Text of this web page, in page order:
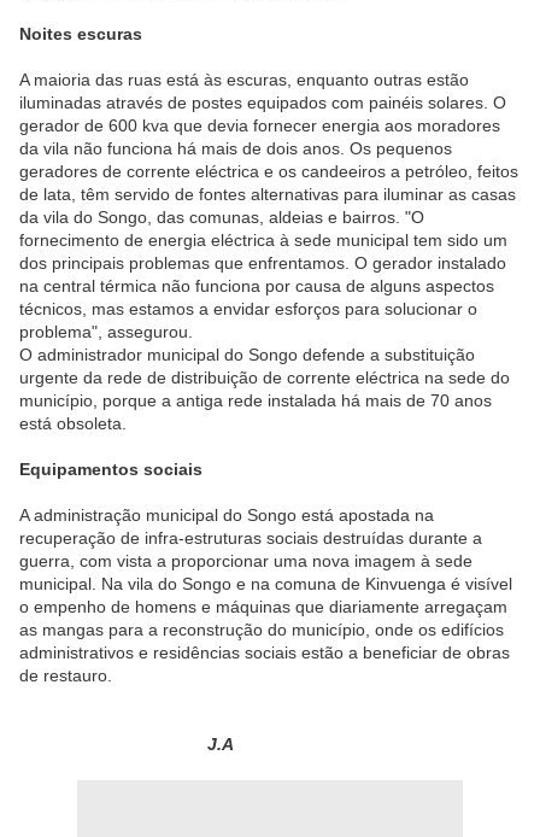
Noites escuras
A maioria das ruas está às escuras, enquanto outras estão
iluminadas através de postes equipados com painéis solares. O
gerador de 600 kva que devia fornecer energia aos moradores
da vila não funciona há mais de dois anos. Os pequenos
geradores de corrente eléctrica e os candeeiros a petróleo, feitos
de lata, têm servido de fontes alternativas para iluminar as casas
da vila do Songo, das comunas, aldeias e bairros. "O
fornecimento de energia eléctrica à sede municipal tem sido um
dos principais problemas que enfrentamos. O gerador instalado
na central térmica não funciona por causa de alguns aspectos
técnicos, mas estamos a envidar esforços para solucionar o
problema", assegurou.
O administrador municipal do Songo defende a substituição
urgente da rede de distribuição de corrente eléctrica na sede do
município, porque a antiga rede instalada há mais de 70 anos
está obsoleta.
Equipamentos sociais
A administração municipal do Songo está apostada na
recuperação de infra-estruturas sociais destruídas durante a
guerra, com vista a proporcionar uma nova imagem à sede
municipal. Na vila do Songo e na comuna de Kinvuenga é visível
o empenho de homens e máquinas que diariamente arregaçam
as mangas para a reconstrução do município, onde os edifícios
administrativos e residências sociais estão a beneficiar de obras
de restauro.
J.A